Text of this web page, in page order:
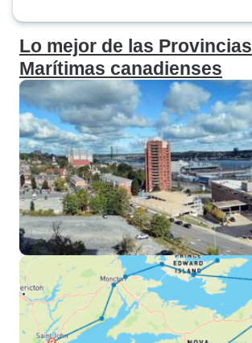
Lo mejor de las Provincias
Marítimas canadienses